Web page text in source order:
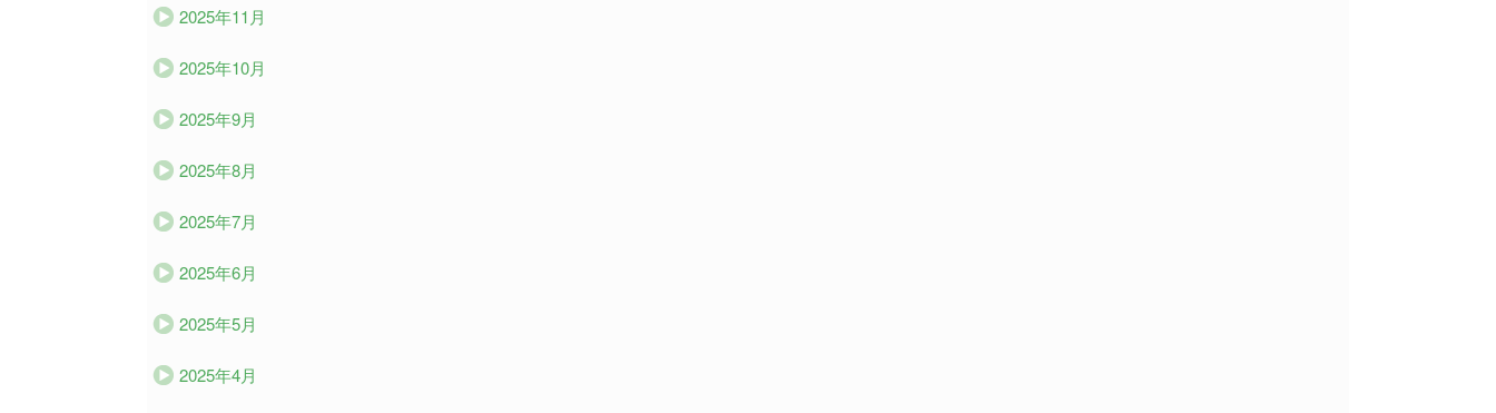
2025年11月
2025年10月
2025年9月
2025年8月
2025年7月
2025年6月
2025年5月
2025年4月